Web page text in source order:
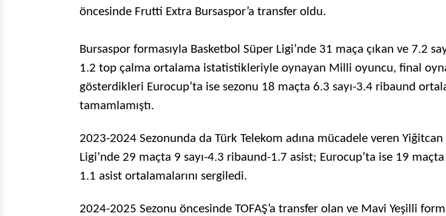
öncesinde Frutti Extra Bursaspor’a transfer oldu.
Bursaspor formasıyla Basketbol Süper Ligi’nde 31 maça çıkan ve 7.2
1.2 top çalma ortalama istatistikleriyle oynayan Milli oyuncu, final
gösterdikleri Eurocup’ta ise sezonu 18 maçta 6.3 sayı-3.4 ribaund
tamamlamıştı.
2023-2024 Sezonunda da Türk Telekom adına mücadele veren
Ligi’nde 29 maçta 9 sayı-4.3 ribaund-1.7 asist; Eurocup’ta ise 19
1.1 asist ortalamalarını sergiledi.
2024-2025 Sezonu öncesinde TOFAŞ’a transfer olan ve Mavi Yeşilli